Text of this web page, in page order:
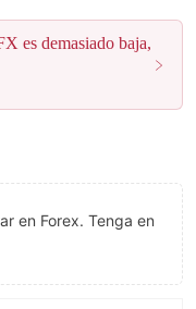
es demasiado baja,
en Forex. Tenga en